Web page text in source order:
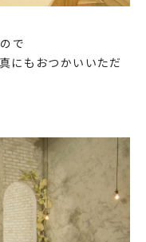
で
にもおつかいいただ